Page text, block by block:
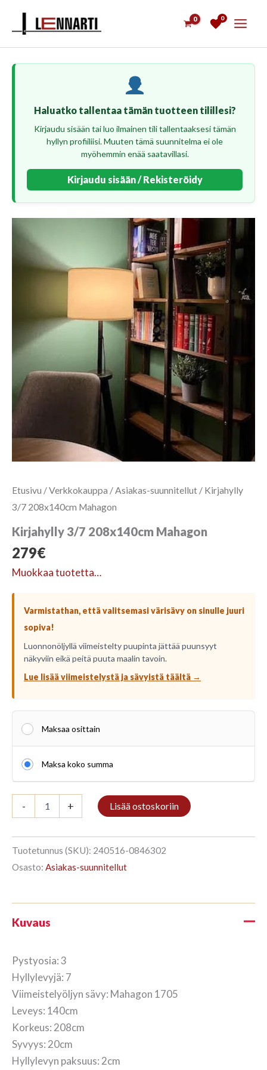
0
Haluatko tallentaa tämän tuotteen tilillesi?
Kirjaudu sisään tai luo ilmainen tili tallentaaksesi tämän
hyllyn profiiliisi. Muuten tämä suunnitelma ei ole
myöhemmin enää saatavillasi.
Kirjaudu sisään / Rekisteröidy
Etusivu /Verkkokauppa / Asiakas-suunnitellut / Kirjahylly
3/7 208x140cm Mahagon
Kirjahylly 3/7 208x140cm Mahagon
279€
Muokkaa tuotetta…
Varmistathan, että valitsemasi värisävy on sinulle juuri
sopiva!
Luonnonöljyllä viimeistelty puupinta jättää puunsyyt
näkyviin eikä peitä puuta maalin tavoin.
Lue lisää viimeistelystä ja sävyistä täältä →
Maksaa osittain
Maksa koko summa
-
3/7
Mahagon
määrä
+ Lisää ostoskoriin
Tuotetunnus (SKU): 240516-0846302
Osasto: Asiakas-suunnitellut
Kuvaus
Pystyosia: 3
Hyllylevyjä: 7
Viimeistelyöljyn sävy: Mahagon 1705
Leveys: 140cm
Korkeus: 208cm
Syvyys: 20cm
Hyllylevyn paksuus: 2cm